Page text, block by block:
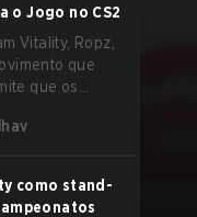
o Jogo no CS2
Vitality, Ropz,
que
que os
subtick.
como stand-